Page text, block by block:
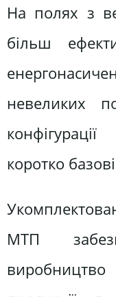
На полях з
більш
невеликих
коротко
МТП
виробництво